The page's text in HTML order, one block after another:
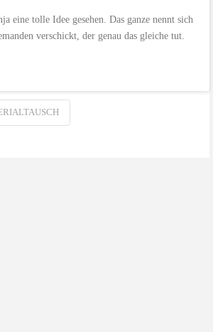
eine tolle Idee gesehen. Das ganze nennt sich
verschickt, der genau das gleiche tut.